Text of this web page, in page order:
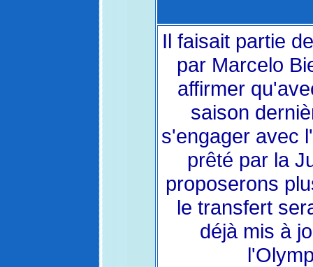
Il faisait partie
par Marcelo
affirmer
saison
s'engager avec
prêté par la
proposerons
le transfert
déjà mis à